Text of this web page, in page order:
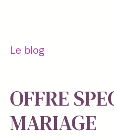
Le blog
OFFRE
MARIAGE